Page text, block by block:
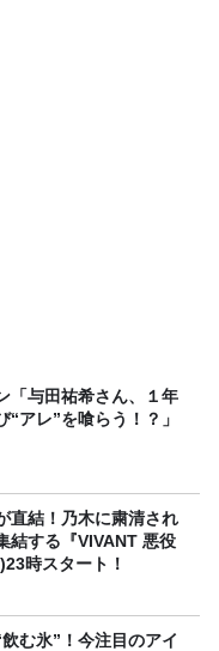
“アレ”を喰らう！？」
直結！乃木に粛清され
結する『VIVANT 悪役
時スタート！
む氷”！今注目のアイ